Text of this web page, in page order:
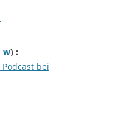
) :
bei